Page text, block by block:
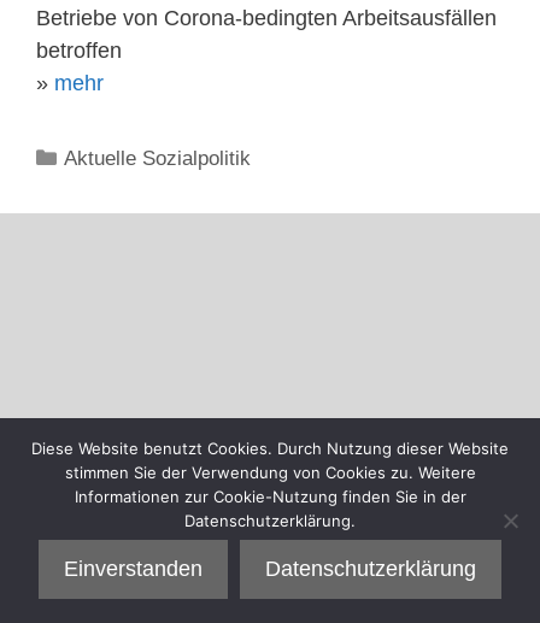
Betriebe von Corona-bedingten Arbeitsausfällen
betroffen
» mehr
Kategorien
Aktuelle Sozialpolitik
Diese Website benutzt Cookies. Durch Nutzung dieser Website
stimmen Sie der Verwendung von Cookies zu. Weitere
Informationen zur Cookie-Nutzung finden Sie in der
Datenschutzerklärung.
Einverstanden Datenschutzerklärung